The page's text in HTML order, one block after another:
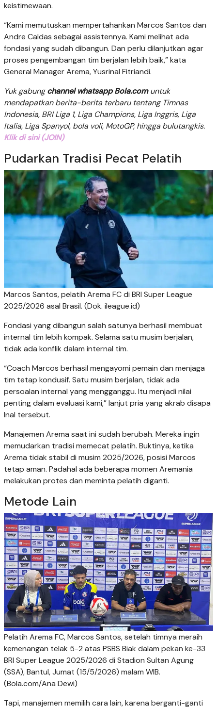
keistimewaan.
“Kami memutuskan mempertahankan Marcos Santos dan
Andre Caldas sebagai assistennya. Kami melihat ada
fondasi yang sudah dibangun. Dan perlu dilanjutkan agar
proses pengembangan tim berjalan lebih baik,” kata
General Manager Arema, Yusrinal Fitriandi.
Yuk gabungchannel whatsapp Bola.comuntuk
mendapatkan berita-berita terbaru tentang Timnas
Indonesia, BRI Liga 1, Liga Champions, Liga Inggris, Liga
Italia, Liga Spanyol, bola voli, MotoGP, hingga bulutangkis.
Klik di sini (JOIN)
Pudarkan Tradisi Pecat Pelatih
Marcos Santos, pelatih Arema FC di BRI Super League
2025/2026 asal Brasil. (Dok. ileague.id)
Fondasi yang dibangun salah satunya berhasil membuat
internal tim lebih kompak. Selama satu musim berjalan,
tidak ada konflik dalam internal tim.
“Coach Marcos berhasil mengayomi pemain dan menjaga
tim tetap kondusif. Satu musim berjalan, tidak ada
persoalan internal yang mengganggu. Itu menjadi nilai
penting dalam evaluasi kami,” lanjut pria yang akrab disapa
Inal tersebut.
Manajemen Arema saat ini sudah berubah. Mereka ingin
memudarkan tradisi memecat pelatih. Buktinya, ketika
Arema tidak stabil di musim 2025/2026, posisi Marcos
tetap aman. Padahal ada beberapa momen Aremania
melakukan protes dan meminta pelatih diganti.
Metode Lain
Pelatih Arema FC, Marcos Santos, setelah timnya meraih
kemenangan telak 5-2 atas PSBS Biak dalam pekan ke-33
BRI Super League 2025/2026 di Stadion Sultan Agung
(SSA), Bantul, Jumat (15/5/2026) malam WIB.
(Bola.com/Ana Dewi)
Tapi, manajemen memilih cara lain, karena berganti-ganti